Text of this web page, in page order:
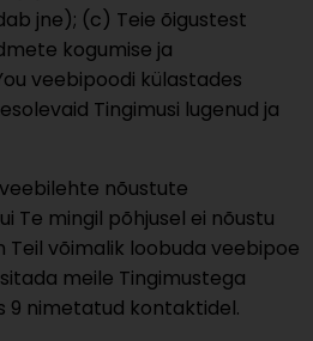
jne); (c) Teie õigustest
kogumise ja
veebipoodi külastades
Tingimusi lugenud ja
nõustute
Te mingil põhjusel ei nõustu
Teil võimalik loobuda veebipoe
meile Tingimustega
9 nimetatud kontaktidel.